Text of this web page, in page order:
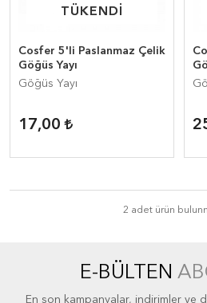
TÜKENDİ
TÜKENDİ
Cosfer 5'li Paslanmaz Çelik
Göğüs Yayı
Göğüs Yayı
17,00
2 adet ürün
E-BÜLTEN
En son kampanyalar, indirimler ve